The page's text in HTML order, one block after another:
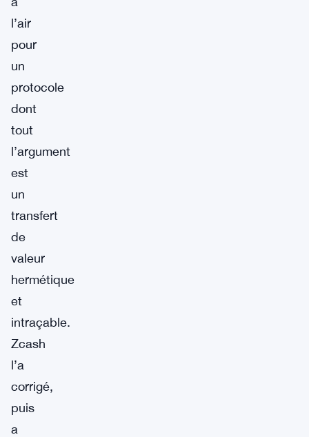
l’air
pour
un
protocole
dont
tout
l’argument
est
un
transfert
de
valeur
hermétique
et
intraçable.
Zcash
l’a
corrigé,
puis
a